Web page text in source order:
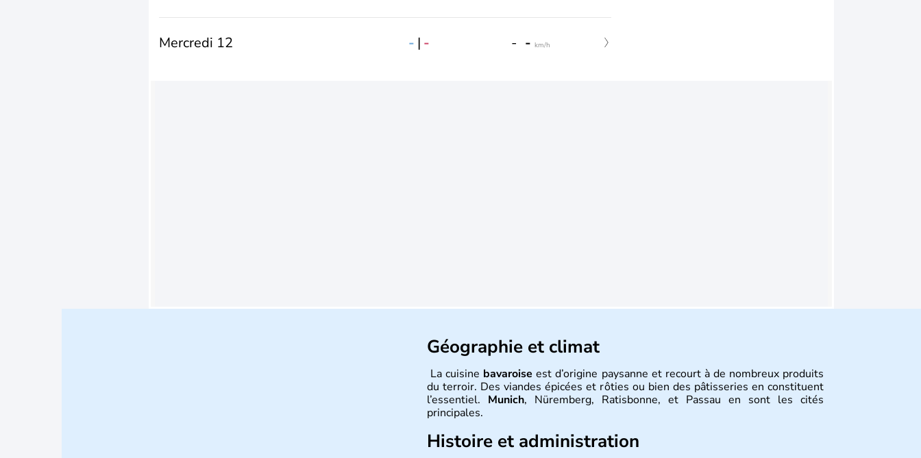
Mercredi 12 - | - - - km/h
Géographie et climat
La cuisine bavaroise est d’origine paysanne et recourt à de nombreux produits
du terroir. Des viandes épicées et rôties ou bien des pâtisseries en constituent
l’essentiel. Munich, Nüremberg, Ratisbonne, et Passau en sont les cités
principales.
Histoire et administration